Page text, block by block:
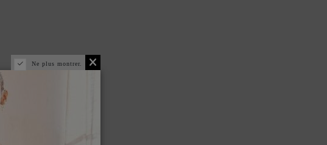
Ne plus montrer.